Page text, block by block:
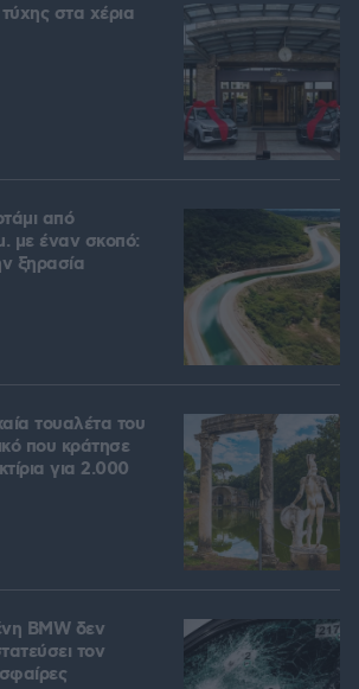
στα χέρια
από
με έναν σκοπό:
ξηρασία
τουαλέτα του
που κράτησε
για 2.000
BMW δεν
τον